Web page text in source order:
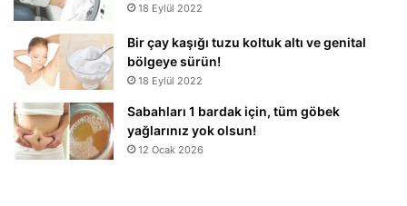
18 Eylül 2022
Bir çay kaşığı tuzu koltuk altı ve genital
bölgeye sürün!
18 Eylül 2022
Sabahları 1 bardak için, tüm göbek
yağlarınız yok olsun!
12 Ocak 2026